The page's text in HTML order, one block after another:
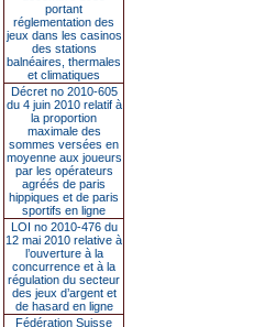
portant
réglementation des
jeux dans les casinos
des stations
balnéaires, thermales
et climatiques
Décret no 2010-605
du 4 juin 2010 relatif à
la proportion
maximale des
sommes versées en
moyenne aux joueurs
par les opérateurs
agréés de paris
hippiques et de paris
sportifs en ligne
LOI no 2010-476 du
12 mai 2010 relative à
l’ouverture à la
concurrence et à la
régulation du secteur
des jeux d’argent et
de hasard en ligne
Fédération Suisse